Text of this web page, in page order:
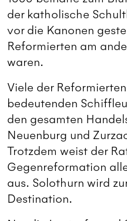
der katholische
vor die Kanonen
Reformierten am
waren.
Viele der
bedeutenden
den gesamten
Neuenburg und
Trotzdem weist der
Gegenreformation
aus. Solothurn wird
Destination.